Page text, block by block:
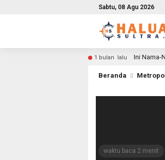
Sabtu, 08 Agu 2026
1 bulan lalu Ini Nama-
Beranda
waktu baca 2 menit